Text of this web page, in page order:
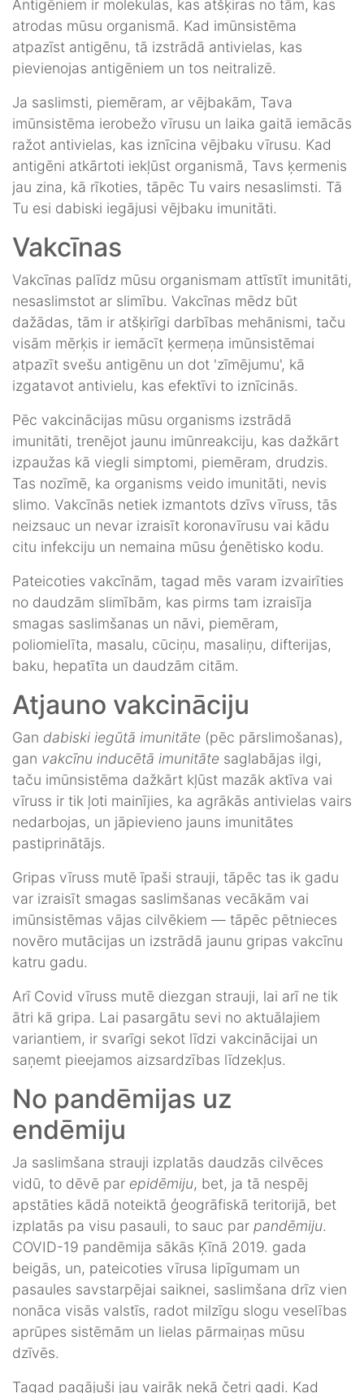
Antigēniem ir molekulas, kas atšķiras no tām, kas
atrodas mūsu organismā. Kad imūnsistēma
atpazīst antigēnu, tā izstrādā antivielas, kas
pievienojas antigēniem un tos neitralizē.
Ja saslimsti, piemēram, ar vējbakām, Tava
imūnsistēma ierobežo vīrusu un laika gaitā iemācās
ražot antivielas, kas iznīcina vējbaku vīrusu. Kad
antigēni atkārtoti iekļūst organismā, Tavs ķermenis
jau zina, kā rīkoties, tāpēc Tu vairs nesaslimsti. Tā
Tu esi dabiski iegājusi vējbaku imunitāti.
Vakcīnas
Vakcīnas palīdz mūsu organismam attīstīt imunitāti,
nesaslimstot ar slimību. Vakcīnas mēdz būt
dažādas, tām ir atšķirīgi darbības mehānismi, taču
visām mērķis ir iemācīt ķermeņa imūnsistēmai
atpazīt svešu antigēnu un dot 'zīmējumu', kā
izgatavot antivielu, kas efektīvi to iznīcinās.
Pēc vakcinācijas mūsu organisms izstrādā
imunitāti, trenējot jaunu imūnreakciju, kas dažkārt
izpaužas kā viegli simptomi, piemēram, drudzis.
Tas nozīmē, ka organisms veido imunitāti, nevis
slimo. Vakcīnās netiek izmantots dzīvs vīruss, tās
neizsauc un nevar izraisīt koronavīrusu vai kādu
citu infekciju un nemaina mūsu ģenētisko kodu.
Pateicoties vakcīnām, tagad mēs varam izvairīties
no daudzām slimībām, kas pirms tam izraisīja
smagas saslimšanas un nāvi, piemēram,
poliomielīta, masalu, cūciņu, masaliņu, difterijas,
baku, hepatīta un daudzām citām.
Atjauno vakcināciju
Gan dabiski iegūtā imunitāte (pēc pārslimošanas),
gan vakcīnu inducētā imunitāte saglabājas ilgi,
taču imūnsistēma dažkārt kļūst mazāk aktīva vai
vīruss ir tik ļoti mainījies, ka agrākās antivielas vairs
nedarbojas, un jāpievieno jauns imunitātes
pastiprinātājs.
Gripas vīruss mutē īpaši strauji, tāpēc tas ik gadu
var izraisīt smagas saslimšanas vecākām vai
imūnsistēmas vājas cilvēkiem — tāpēc pētnieces
novēro mutācijas un izstrādā jaunu gripas vakcīnu
katru gadu.
Arī Covid vīruss mutē diezgan strauji, lai arī ne tik
ātri kā gripa. Lai pasargātu sevi no aktuālajiem
variantiem, ir svarīgi sekot līdzi vakcinācijai un
saņemt pieejamos aizsardzības līdzekļus.
No pandēmijas uz
endēmiju
Ja saslimšana strauji izplatās daudzās cilvēces
vidū, to dēvē par epidēmiju, bet, ja tā nespēj
apstāties kādā noteiktā ģeogrāfiskā teritorijā, bet
izplatās pa visu pasauli, to sauc par pandēmiju.
COVID-19 pandēmija sākās Ķīnā 2019. gada
beigās, un, pateicoties vīrusa lipīgumam un
pasaules savstarpējai saiknei, saslimšana drīz vien
nonāca visās valstīs, radot milzīgu slogu veselības
aprūpes sistēmām un lielas pārmaiņas mūsu
dzīvēs.
Tagad pagājuši jau vairāk nekā četri gadi. Kad